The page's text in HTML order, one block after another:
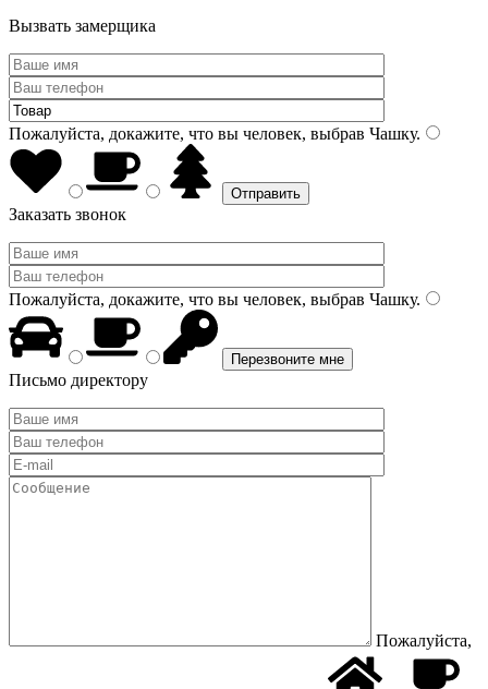
Вызвать замерщика
Пожалуйста, докажите, что вы человек, выбрав Чашку.
Заказать звонок
Пожалуйста, докажите, что вы человек, выбрав Чашку.
Письмо директору
Пожалуйста,